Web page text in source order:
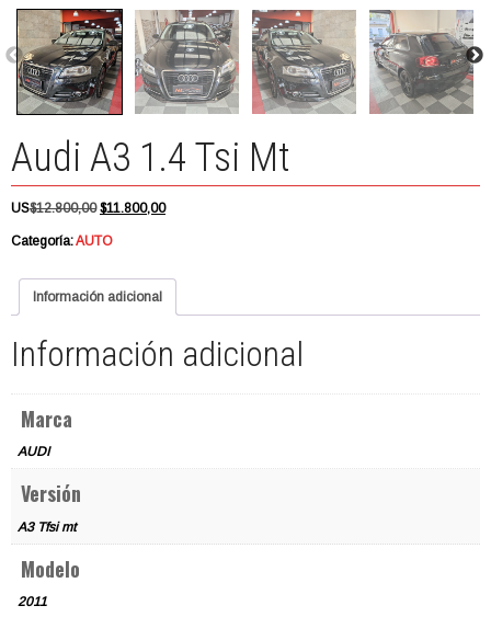
Audi A3 1.4 Tsi Mt
US$12.800,00 El
original
$12.800,00.
$11.800,00El
Categoría:AUTO
Información adicional
Información adicional
Marca
AUDI
Versión
A3 Tfsi mt
Modelo
2011